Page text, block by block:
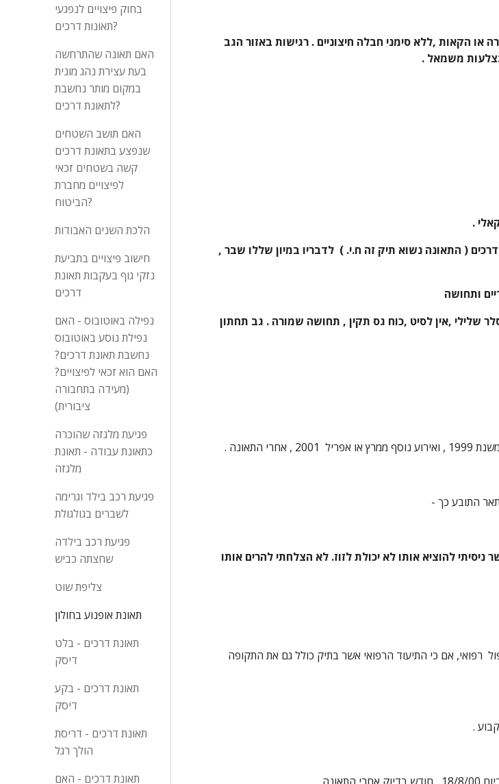
בחוק פיצויים לנפגעי
תאונות דרכים?
האם תאונה שהתרחשה
בעת עצירת נהג מונית
במקום מותר נחשבת
לתאונת דרכים?
האם תושב השטחים
שנפצע בתאונת דרכים
קשה בשטחים זכאי
לפיצויים מחברת
הביטוח?
הלכת השנים האבודות
חישוב פיצויים בתביעת
נזקי גוף בעקבות תאונת
דרכים
נפילה באוטובוס - האם
נפילת נוסע באוטובוס
נחשבת תאונת דרכים?
האם הוא זכאי לפיצויים?
(מעידה בתחבורה
ציבורית)
פגיעת מלגזה שהוכרה
כתאונת עבודה - תאונת
מלגזה
פגיעת רכב בילד וגרימה
לשברים בגולגולת
פגיעת רכב בילדה
שחצתה כביש
צליפת שוט
תאונת אופנוע בחולון
תאונת דרכים - בלט
דיסק
תאונת דרכים - בקע
דיסק
תאונת דרכים - דריסת
הולך רגל
תאונת דרכים - האם